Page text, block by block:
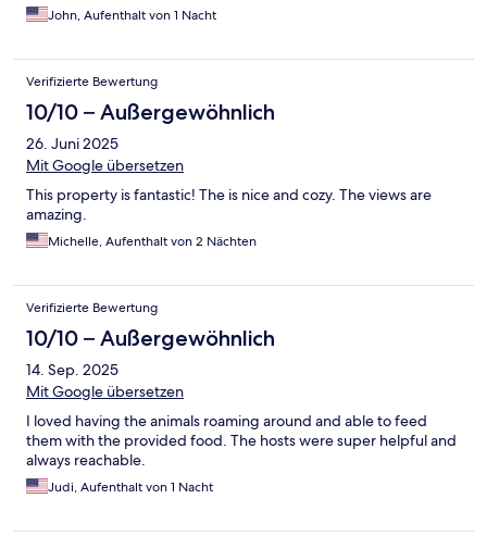
John, Aufenthalt von 1 Nacht
Verifizierte Bewertung
10/10 – Außergewöhnlich
26. Juni 2025
Mit Google übersetzen
This property is fantastic! The is nice and cozy. The views are
amazing.
Michelle, Aufenthalt von 2 Nächten
Verifizierte Bewertung
10/10 – Außergewöhnlich
14. Sep. 2025
Mit Google übersetzen
I loved having the animals roaming around and able to feed
them with the provided food. The hosts were super helpful and
always reachable.
Judi, Aufenthalt von 1 Nacht